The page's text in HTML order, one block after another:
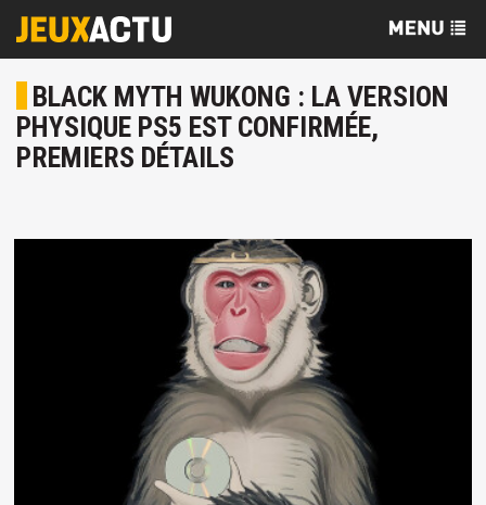
BLACK MYTH WUKONG : LA VERSION
PHYSIQUE PS5 EST CONFIRMÉE,
PREMIERS DÉTAILS